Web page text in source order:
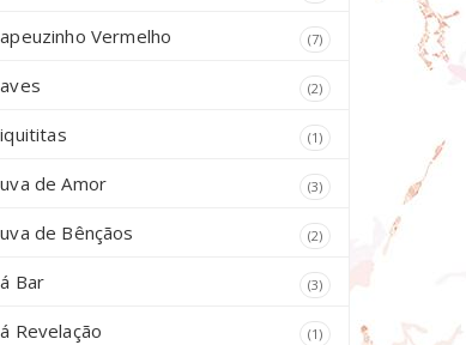
Vermelho (7)
(2)
(1)
de Amor (3)
de Bênçãos (2)
Bar (3)
Revelação (1)